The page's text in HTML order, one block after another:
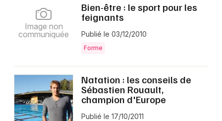
Bien-être : le sport pour les
feignants
Publié le 03/12/2010
Forme
Image non
communiquée
Natation : les conseils de
Sébastien Rouault,
champion d'Europe
Publié le 17/10/2011